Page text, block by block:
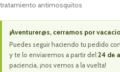
tratamiento antimosquitos
¡Aventurer@s, cerramos por
Puedes seguir haciendo tu pedido
y te lo enviaremos a partir del24 de
paciencia, ¡nos vemos a la vuelta!